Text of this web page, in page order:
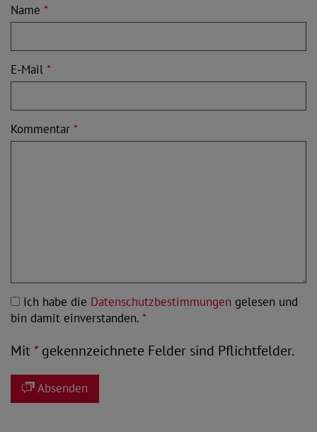
Name *
E-Mail *
Kommentar *
Ich habe die Datenschutzbestimmungen gelesen und
bin damit einverstanden. *
Mit*gekennzeichnete Felder sind Pflichtfelder.
Absenden